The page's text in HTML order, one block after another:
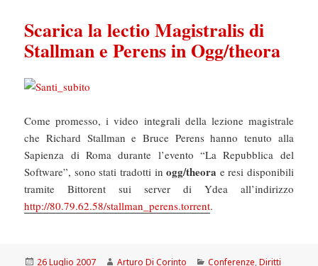
Scarica la lectio Magistralis di
Stallman e Perens in Ogg/theora
Come promesso, i video integrali della lezione magistrale
che Richard Stallman e Bruce Perens hanno tenuto alla
Sapienza di Roma durante l’evento “La Repubblica del
Software”, sono stati tradotti inogg/theora e resi disponibili
tramite Bittorent sui server di Ydea all’indirizzo
http://80.79.62.58/stallman_perens.torrent.
Scritto
26 Luglio 2007 Autore
Arturo Di Corinto Categorie
Conferenze,Diritti